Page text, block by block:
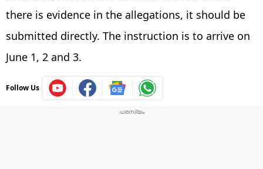
there is evidence in the allegations, it should be
submitted directly. The instruction is to arrive on
June 1, 2 and 3.
Follow Us